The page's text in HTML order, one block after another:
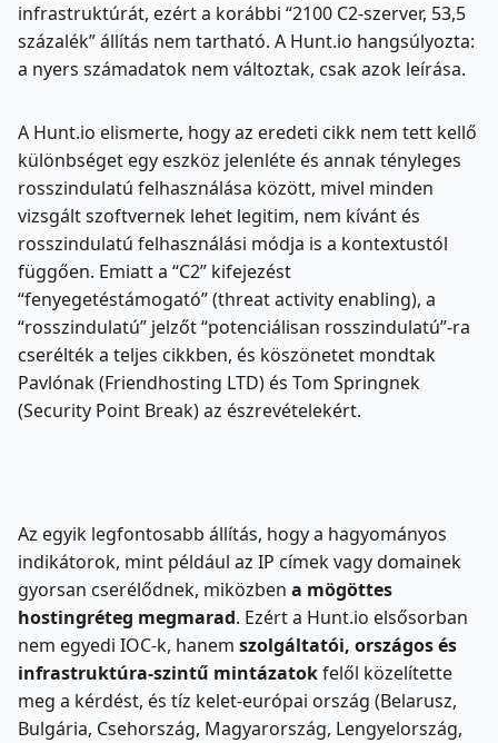
infrastruktúrát, ezért a korábbi “2100 C2-szerver, 53,5
százalék” állítás nem tartható. A Hunt.io hangsúlyozta:
a nyers számadatok nem változtak, csak azok leírása.
A Hunt.io elismerte, hogy az eredeti cikk nem tett kellő
különbséget egy eszköz jelenléte és annak tényleges
rosszindulatú felhasználása között, mivel minden
vizsgált szoftvernek lehet legitim, nem kívánt és
rosszindulatú felhasználási módja is a kontextustól
függően. Emiatt a “C2” kifejezést
“fenyegetéstámogató” (threat activity enabling), a
“rosszindulatú” jelzőt “potenciálisan rosszindulatú”-ra
cserélték a teljes cikkben, és köszönetet mondtak
Pavlónak (Friendhosting LTD) és Tom Springnek
(Security Point Break) az észrevételekért.
Az egyik legfontosabb állítás, hogy a hagyományos
indikátorok, mint például az IP címek vagy domainek
gyorsan cserélődnek, miközben a mögöttes
hostingréteg megmarad. Ezért a Hunt.io elsősorban
nem egyedi IOC-k, hanem szolgáltatói, országos és
infrastruktúra-szintű mintázatokfelől közelítette
meg a kérdést, és tíz kelet-európai ország (Belarusz,
Bulgária, Csehország, Magyarország, Lengyelország,